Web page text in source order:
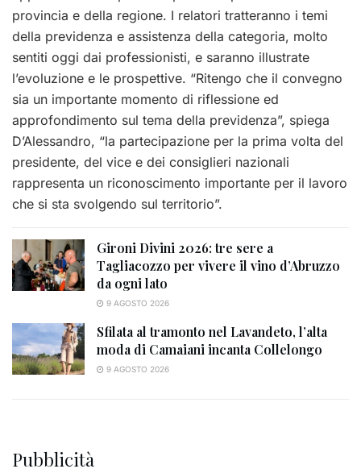
provincia e della regione. I relatori tratteranno i temi
della previdenza e assistenza della categoria, molto
sentiti oggi dai professionisti, e saranno illustrate
l’evoluzione e le prospettive. “Ritengo che il convegno
sia un importante momento di riflessione ed
approfondimento sul tema della previdenza”, spiega
D’Alessandro, “la partecipazione per la prima volta del
presidente, del vice e dei consiglieri nazionali
rappresenta un riconoscimento importante per il lavoro
che si sta svolgendo sul territorio”.
Gironi Divini 2026: tre sere a
Tagliacozzo per vivere il vino d’Abruzzo
da ogni lato
9 AGOSTO 2026
Sfilata al tramonto nel Lavandeto, l’alta
moda di Camaiani incanta Collelongo
9 AGOSTO 2026
Pubblicità